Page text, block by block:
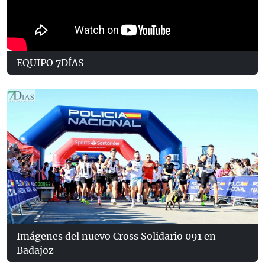
EQUIPO 7DÍAS
Imágenes del nuevo Cross Solidario 091 en
Badajoz